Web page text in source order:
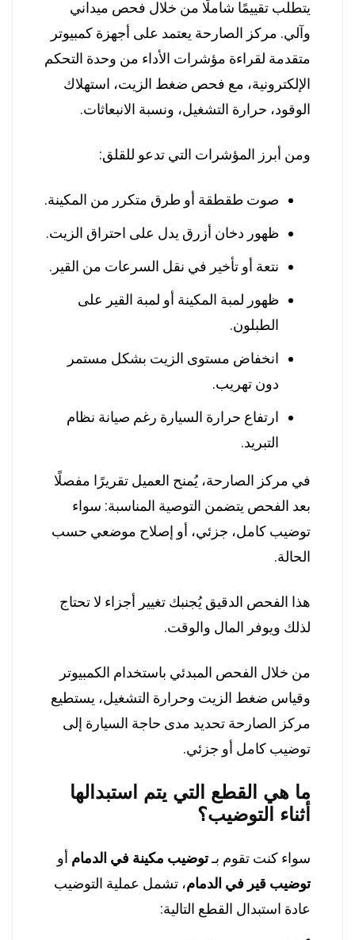
يتطلب تقييمًا شاملًا من خلال فحص ميداني
وآلي. مركز الصارحة يعتمد على أجهزة كمبيوتر
متقدمة لقراءة مؤشرات الأداء من وحدة التحكم
الإلكترونية، مع فحص ضغط الزيت، استهلاك
الوقود، حرارة التشغيل، ونسبة الانبعاثات.
ومن أبرز المؤشرات التي تدعو للقلق:
صوت طقطقة أو طرق متكرر من المكينة.
ظهور دخان أزرق يدل على احتراق الزيت.
نتعة أو تأخير في نقل السرعات من القير.
ظهور لمبة المكينة أو لمبة القير على
الطبلون.
انخفاض مستوى الزيت بشكل مستمر
دون تهريب.
ارتفاع حرارة السيارة رغم صيانة نظام
التبريد.
في مركز الصارحة، يُمنح العميل تقريرًا مفصلًا
بعد الفحص يتضمن التوصية المناسبة: سواء
توضيب كامل، جزئي، أو إصلاح موضعي حسب
الحالة.
هذا الفحص الدقيق يُجنبك تغيير أجزاء لا تحتاج
لذلك ويوفر المال والوقت.
من خلال الفحص المبدئي باستخدام الكمبيوتر
وقياس ضغط الزيت وحرارة التشغيل، يستطيع
مركز الصارحة تحديد مدى حاجة السيارة إلى
توضيب كامل أو جزئي.
ما هي القطع التي يتم استبدالها
أثناء التوضيب؟
سواء كنت تقوم بـتوضيب مكينة في الدمام أو
توضيب قير في الدمام، تشمل عملية التوضيب
عادة استبدال القطع التالية: